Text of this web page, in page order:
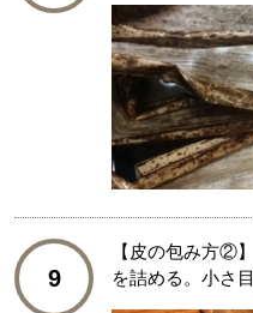
9
【皮の包み方②
を詰める。小さ